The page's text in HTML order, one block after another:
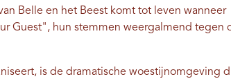
Belle en het Beest komt tot leven wanneer
Guest", hun stemmen weergalmend tegen
is de dramatische woestijnomgeving